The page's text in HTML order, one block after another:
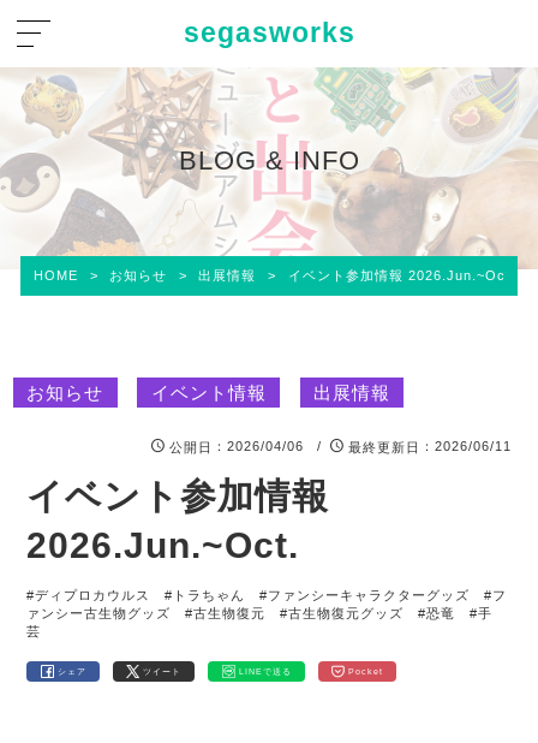
segasworks
BLOG & INFO
HOME > お知らせ > 出展情報 > イベント参加情報 2026.Jun.~Oct.
お知らせ イベント情報 出展情報
公開日 ：2026/04/06 / 最終更新日 ：2026/06/11
イベント参加情報
2026.Jun.~Oct.
#ディプロカウルス #トラちゃん #ファンシーキャラクターグッズ
#フ
ァンシー古生物グッズ
#古生物復元 #古生物復元グッズ #恐竜
#手
芸
シェア ツイート LINEで送る Pocket